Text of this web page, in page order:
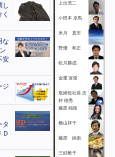
し
な
安
ジ
タ
Ｄ
上出浩二
小田本 卓馬
米川 真市
野畑 和正
松川勝成
金重 宣俊
取締役社長 吉
村 徳秀
藤原 純衛
横山祥子
藤原 純衛
三好教子